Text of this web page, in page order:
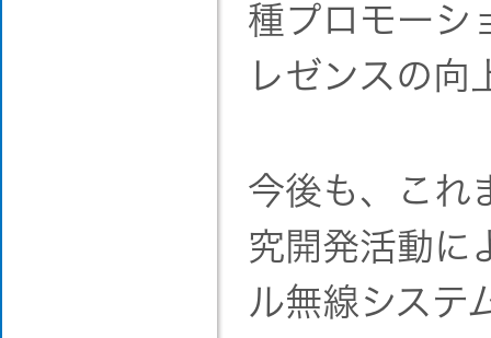
種プロモーシ
レゼンスの向
今後も、これ
究開発活動に
ル無線システ